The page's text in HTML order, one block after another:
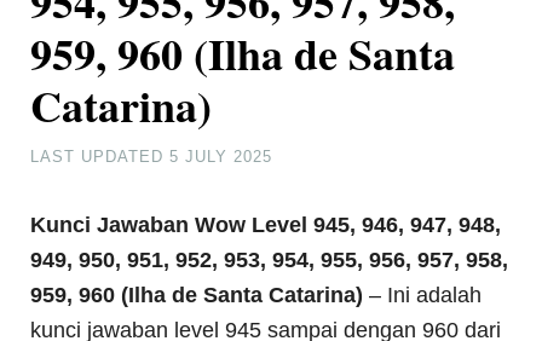
959, 960 (Ilha de Santa
Catarina)
LAST UPDATED5 JULY 2025
Kunci Jawaban Wow Level 945, 946, 947, 948,
949, 950, 951, 952, 953, 954, 955, 956, 957, 958,
959, 960 (Ilha de Santa Catarina) – Ini adalah
kunci jawaban level 945 sampai dengan 960 dari